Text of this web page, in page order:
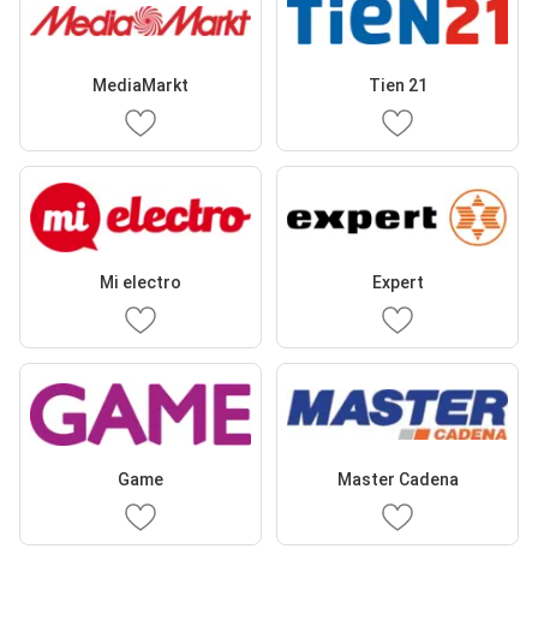
MediaMarkt Tien 21
Mi electro Expert
Game Master Cadena